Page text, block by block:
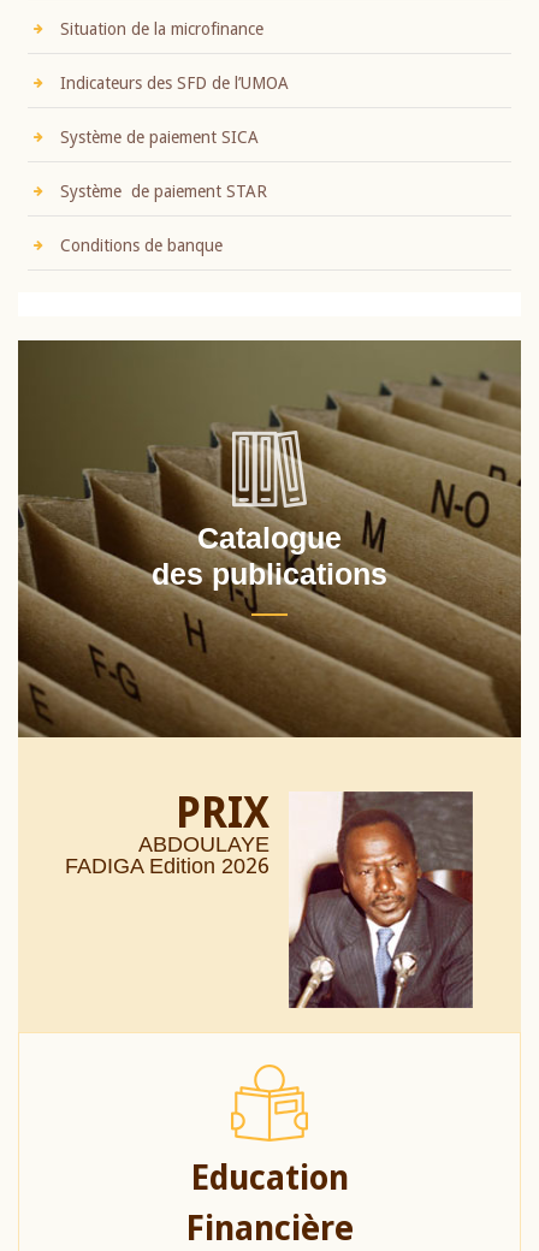
Situation de la microfinance
Indicateurs des SFD de l’UMOA
Système de paiement SICA
Système de paiement STAR
Conditions de banque
Catalogue
des publications
PRIX
ABDOULAYE
FADIGA Edition 2026
Education
Financière